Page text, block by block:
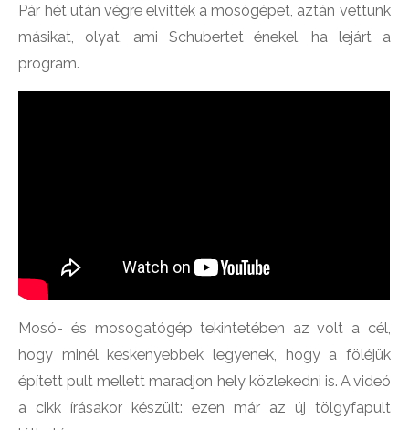
Pár hét után végre elvitték a mosógépet, aztán vettünk
másikat, olyat, ami Schubertet énekel, ha lejárt a
program.
Mosó- és mosogatógép tekintetében az volt a cél,
hogy minél keskenyebbek legyenek, hogy a föléjük
épített pult mellett maradjon hely közlekedni is. A videó
a cikk írásakor készült: ezen már az új tölgyfapult